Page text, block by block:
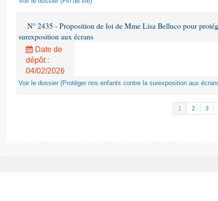
N° 2435 - Proposition de loi de Mme Lisa Belluco pour
surexposition aux écrans
Date de
dépôt :
04/02/2026
Voir le dossier (Protéger nos enfants contre la surexposition aux
1 2 3